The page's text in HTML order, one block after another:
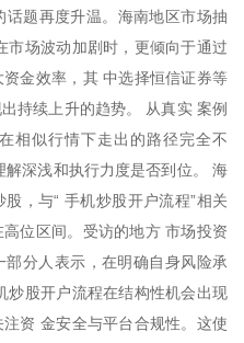
话题再度升温。海南地区市场抽
市场波动加剧时，更倾向于通过
金效率，其 中选择恒信证券等
持续上升的趋势。 从真实 案例
相似行情下走出的路径完全不
深浅和执行力度是否到位。 海
，与“ 手机炒股开户流程”相关
位区间。受访的地方 市场投资
分人表示，在明确自身风险承
炒股开户流程在结构性机会出现
资 金安全与平台合规性。这使